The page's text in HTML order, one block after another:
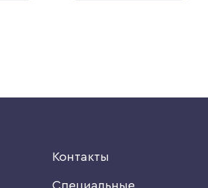
Контакты
Специальные